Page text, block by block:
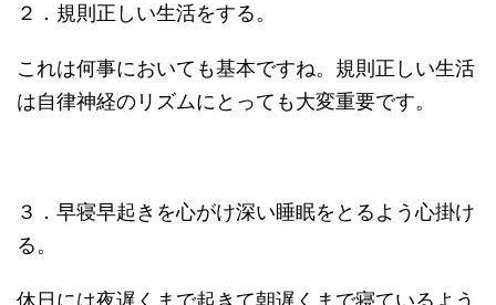
２．規則正しい生活をする。
これは何事においても基本ですね。規則正しい生活
は自律神経のリズムにとっても大変重要です。
３．早寝早起きを心がけ深い睡眠をとるよう心掛け
る。
休日には夜遅くまで起きて朝遅くまで寝ているよう